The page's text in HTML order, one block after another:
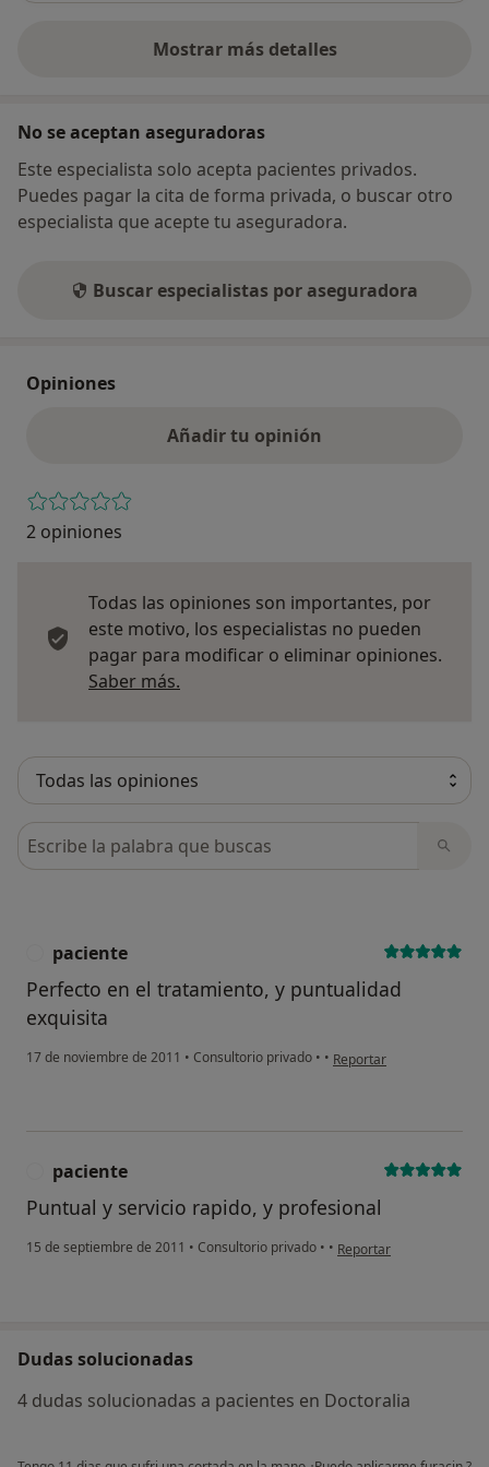
Mostrar más detalles
sobre la dirección
No se aceptan aseguradoras
Este especialista solo acepta pacientes privados.
Puedes pagar la cita de forma privada, o buscar otro
especialista que acepte tu aseguradora.
Buscar especialistas por aseguradora
Opiniones
Añadir tu opinión
2 opiniones
Todas las opiniones son importantes, por
este motivo, los especialistas no pueden
pagar para modificar o eliminar opiniones.
Saber más.
Busca en opiniones
paciente
Perfecto en el tratamiento, y puntualidad
exquisita
17 de noviembre de 2011 • Consultorio privado • • en opinión del usuario
Reportar
paciente
Puntual y servicio rapido, y profesional
15 de septiembre de 2011 • Consultorio privado • • en opinión del usuario
Reportar
Dudas solucionadas
4 dudas solucionadas a pacientes en Doctoralia